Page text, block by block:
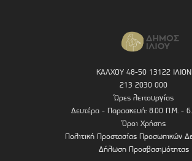
ΚΑΛΧΟΥ 48-50 13122 ΙΛΙΟΝ
213 2030 000
Ώρες λειτουργίας
Δευτέρα - Παρασκευή: 8.00 Π.Μ. -
Όροι Χρήσης
Πολιτική Προστασίας Προσωπικών
Δήλωση Προσβασιμότητας